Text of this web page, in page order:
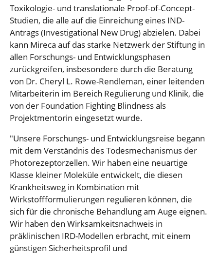
Toxikologie- und translationale Proof-of-Concept-
Studien, die alle auf die Einreichung eines IND-
Antrags (Investigational New Drug) abzielen. Dabei
kann Mireca auf das starke Netzwerk der Stiftung in
allen Forschungs- und Entwicklungsphasen
zurückgreifen, insbesondere durch die Beratung
von Dr. Cheryl L. Rowe-Rendleman, einer leitenden
Mitarbeiterin im Bereich Regulierung und Klinik, die
von der Foundation Fighting Blindness als
Projektmentorin eingesetzt wurde.
"Unsere Forschungs- und Entwicklungsreise begann
mit dem Verständnis des Todesmechanismus der
Photorezeptorzellen. Wir haben eine neuartige
Klasse kleiner Moleküle entwickelt, die diesen
Krankheitsweg in Kombination mit
Wirkstoffformulierungen regulieren können, die
sich für die chronische Behandlung am Auge eignen.
Wir haben den Wirksamkeitsnachweis in
präklinischen IRD-Modellen erbracht, mit einem
günstigen Sicherheitsprofil und